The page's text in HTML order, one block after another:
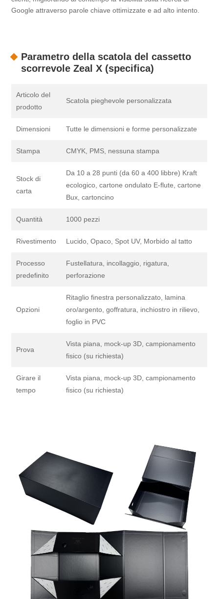
Google attraverso parole chiave ottimizzate e ad alto intento.
Parametro della scatola del cassetto
scorrevole Zeal X (specifica)
Articolo del
prodotto
Scatola pieghevole personalizzata
Dimensioni Tutte le dimensioni e forme personalizzate
Stampa CMYK, PMS, nessuna stampa
Stock di
carta
Da 10 a 28 punti (da 60 a 400 libbre) Kraft
ecologico, cartone ondulato E-flute, cartone
Bux, cartoncino
Quantità 1000 pezzi
Rivestimento Lucido, Opaco, Spot UV, Morbido al tatto
Processo
predefinito
Fustellatura, incollaggio, rigatura,
perforazione
Opzioni
Ritaglio finestra personalizzato, lamina
oro/argento, goffratura, inchiostro in rilievo,
foglio in PVC
Prova
Vista piana, mock-up 3D, campionamento
fisico (su richiesta)
Girare il
tempo
Vista piana, mock-up 3D, campionamento
fisico (su richiesta)